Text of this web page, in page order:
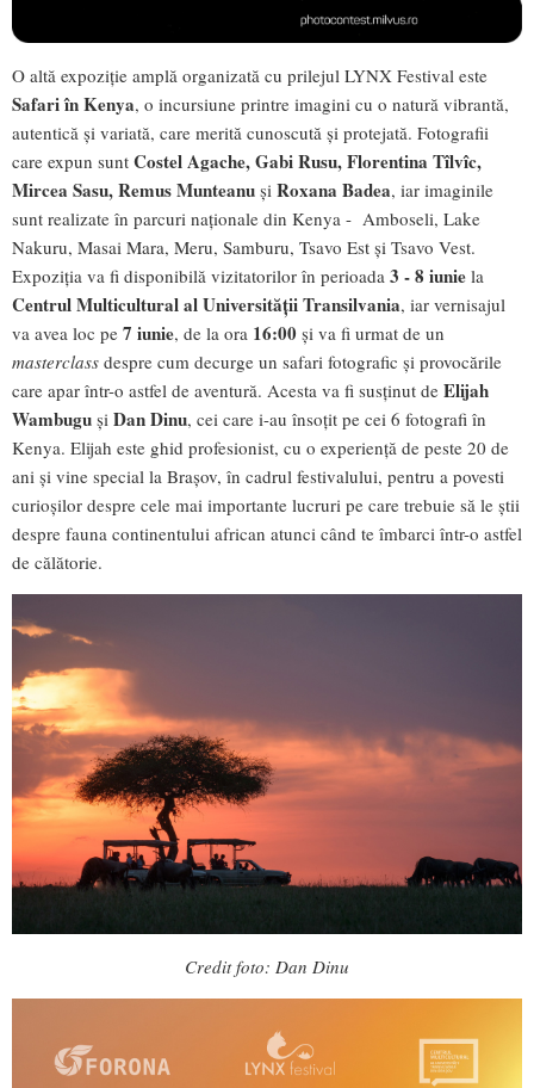
O altă expoziție amplă organizată cu prilejul LYNX Festival este
Safari în Kenya, o incursiune printre imagini cu o natură vibrantă,
autentică și variată, care merită cunoscută și protejată. Fotografii
care expun sunt Costel Agache, Gabi Rusu, Florentina Tîlvîc,
Mircea Sasu, Remus Munteanu și Roxana Badea, iar imaginile
sunt realizate în parcuri naționale din Kenya - Amboseli, Lake
Nakuru, Masai Mara, Meru, Samburu, Tsavo Est și Tsavo Vest.
Expoziția va fi disponibilă vizitatorilor în perioada 3 - 8 iunie la
Centrul Multicultural al Universității Transilvania, iar vernisajul
va avea loc pe 7 iunie, de la ora 16:00 și va fi urmat de un
masterclass despre cum decurge un safari fotografic și provocările
care apar într-o astfel de aventură. Acesta va fi susținut de Elijah
Wambugu și Dan Dinu, cei care i-au însoțit pe cei 6 fotografi în
Kenya. Elijah este ghid profesionist, cu o experiență de peste 20 de
ani și vine special la Brașov, în cadrul festivalului, pentru a povesti
curioșilor despre cele mai importante lucruri pe care trebuie să le știi
despre fauna continentului african atunci când te îmbarci într-o astfel
de călătorie.
Credit foto: Dan Dinu